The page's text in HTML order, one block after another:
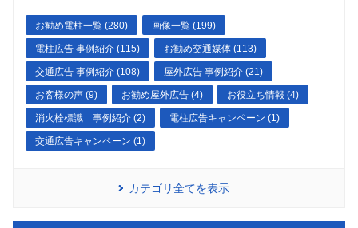
お勧め電柱一覧 (280) 画像一覧 (199)
電柱広告 事例紹介 (115) お勧め交通媒体 (113)
交通広告 事例紹介 (108) 屋外広告 事例紹介 (21)
お客様の声 (9) お勧め屋外広告 (4) お役立ち情報 (4)
消火栓標識 事例紹介 (2) 電柱広告キャンペーン (1)
交通広告キャンペーン (1)
カテゴリ全てを表示